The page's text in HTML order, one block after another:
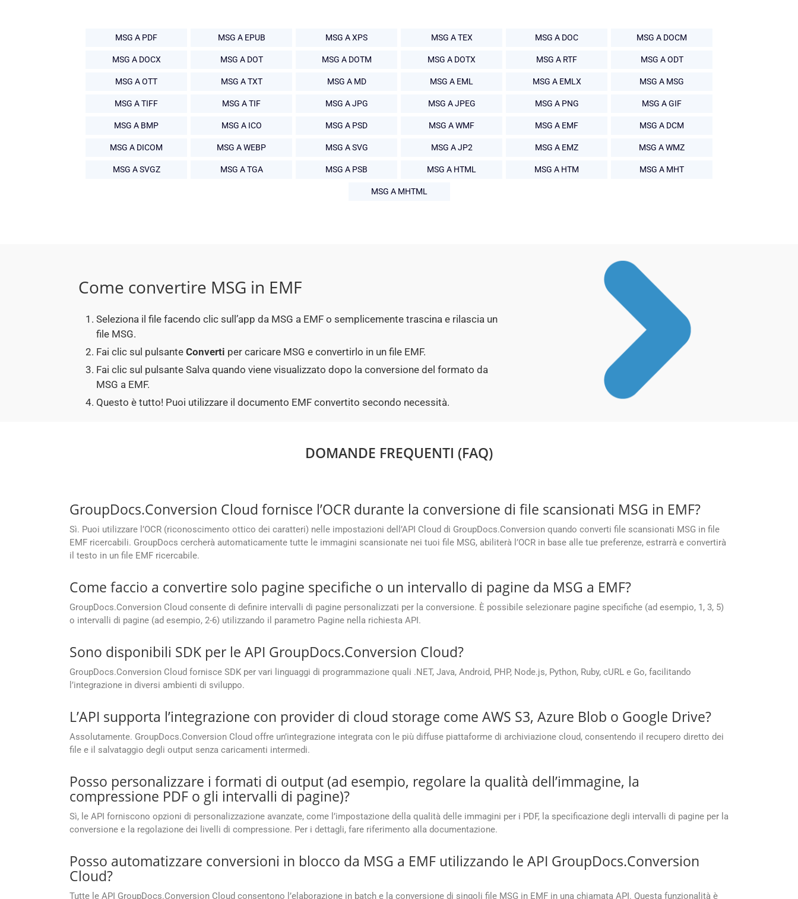
MSG A PDF MSG A EPUB MSG A XPS MSG A TEX MSG A DOC MSG A DOCM
MSG A DOCX MSG A DOT MSG A DOTM MSG A DOTX MSG A RTF MSG A ODT
MSG A OTT MSG A TXT MSG A MD MSG A EML MSG A EMLX MSG A MSG
MSG A TIFF MSG A TIF MSG A JPG MSG A JPEG MSG A PNG MSG A GIF
MSG A BMP MSG A ICO MSG A PSD MSG A WMF MSG A EMF MSG A DCM
MSG A DICOM MSG A WEBP MSG A SVG MSG A JP2 MSG A EMZ MSG A WMZ
MSG A SVGZ MSG A TGA MSG A PSB MSG A HTML MSG A HTM MSG A MHT
MSG A MHTML
Come convertire MSG in EMF
Seleziona il file facendo clic sull’app da MSG a EMF o semplicemente trascina e rilascia un
file MSG.
Fai clic sul pulsante Converti per caricare MSG e convertirlo in un file EMF.
Fai clic sul pulsante Salva quando viene visualizzato dopo la conversione del formato da
MSG a EMF.
Questo è tutto! Puoi utilizzare il documento EMF convertito secondo necessità.
DOMANDE FREQUENTI (FAQ)
GroupDocs.Conversion Cloud fornisce l’OCR durante la conversione di file scansionati MSG in EMF?
Sì. Puoi utilizzare l’OCR (riconoscimento ottico dei caratteri) nelle impostazioni dell’API Cloud di GroupDocs.Conversion quando converti file scansionati MSG in file
EMF ricercabili. GroupDocs cercherà automaticamente tutte le immagini scansionate nei tuoi file MSG, abiliterà l’OCR in base alle tue preferenze, estrarrà e convertirà
il testo in un file EMF ricercabile.
Come faccio a convertire solo pagine specifiche o un intervallo di pagine da MSG a EMF?
GroupDocs.Conversion Cloud consente di definire intervalli di pagine personalizzati per la conversione. È possibile selezionare pagine specifiche (ad esempio, 1, 3, 5)
o intervalli di pagine (ad esempio, 2-6) utilizzando il parametro Pagine nella richiesta API.
Sono disponibili SDK per le API GroupDocs.Conversion Cloud?
GroupDocs.Conversion Cloud fornisce SDK per vari linguaggi di programmazione quali .NET, Java, Android, PHP, Node.js, Python, Ruby, cURL e Go, facilitando
l’integrazione in diversi ambienti di sviluppo.
L’API supporta l’integrazione con provider di cloud storage come AWS S3, Azure Blob o Google Drive?
Assolutamente. GroupDocs.Conversion Cloud offre un’integrazione integrata con le più diffuse piattaforme di archiviazione cloud, consentendo il recupero diretto dei
file e il salvataggio degli output senza caricamenti intermedi.
Posso personalizzare i formati di output (ad esempio, regolare la qualità dell’immagine, la
compressione PDF o gli intervalli di pagine)?
Sì, le API forniscono opzioni di personalizzazione avanzate, come l’impostazione della qualità delle immagini per i PDF, la specificazione degli intervalli di pagine per la
conversione e la regolazione dei livelli di compressione. Per i dettagli, fare riferimento alla documentazione.
Posso automatizzare conversioni in blocco da MSG a EMF utilizzando le API GroupDocs.Conversion
Cloud?
Tutte le API GroupDocs.Conversion Cloud consentono l’elaborazione in batch e la conversione di singoli file MSG in EMF in una chiamata API. Questa funzionalità è